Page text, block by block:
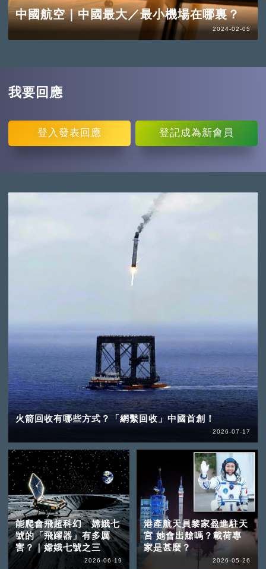
中國航空｜中國最大／最小機場在哪裏？
2024-02-05
我要回應
登入 發表回應 登記成為新會員
火箭回收有哪些方式？「網繫回收」中國首創！
2026-07-17
能爬會飛超科幻 嫦娥七
號的「飛躍器」有多厲
害？｜嫦娥七號之三
2026-06-19
港產航天員黎家盈進駐天
宮 她會出艙嗎？載荷專
家是甚麼？
2026-05-26